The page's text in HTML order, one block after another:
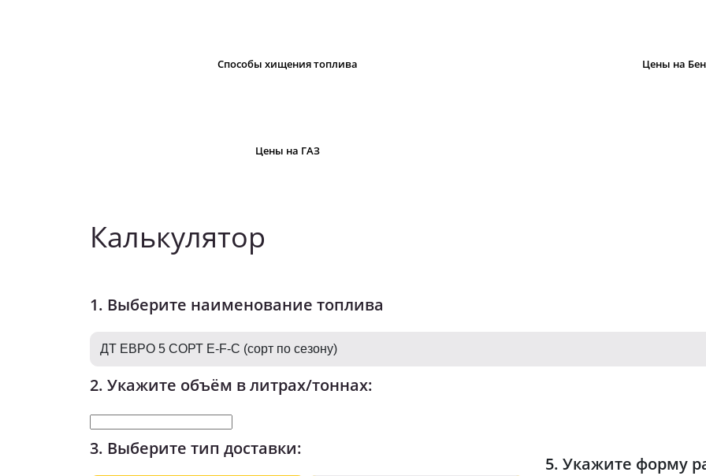
Cпособы хищения топлива Цены на
Цены на ГАЗ
Калькулятор
1. Выберите наименование топлива
2. Укажите объём в литрах/тоннах:
3. Выберите тип доставки:
5. Укажите форму